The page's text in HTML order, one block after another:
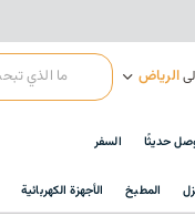
الرياض
حديثًا السفر
المطبخ الأجهزة الكهربائية